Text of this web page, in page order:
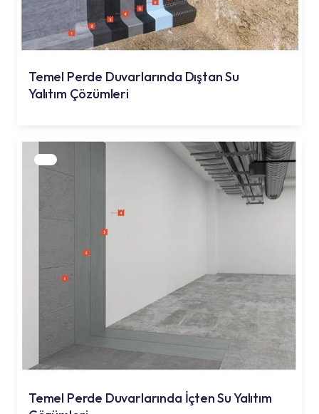
Temel Perde Duvarlarında Dıştan Su
Yalıtım Çözümleri
Temel Perde Duvarlarında İçten Su Yalıtım